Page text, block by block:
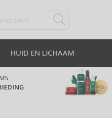
HUID EN LICHAAM